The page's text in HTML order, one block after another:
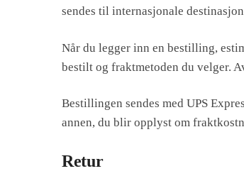
sendes til internasjonale
Når du legger inn en bestilling,
bestilt og fraktmetoden du velger.
Bestillingen sendes med UPS
annen, du blir opplyst om
Retur